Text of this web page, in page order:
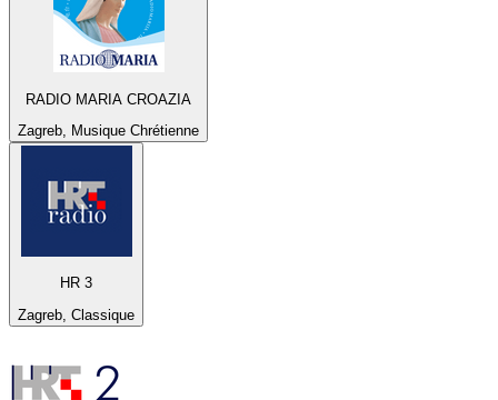
RADIO MARIA CROAZIA
Zagreb, Musique Chrétienne
HR 3
Zagreb, Classique